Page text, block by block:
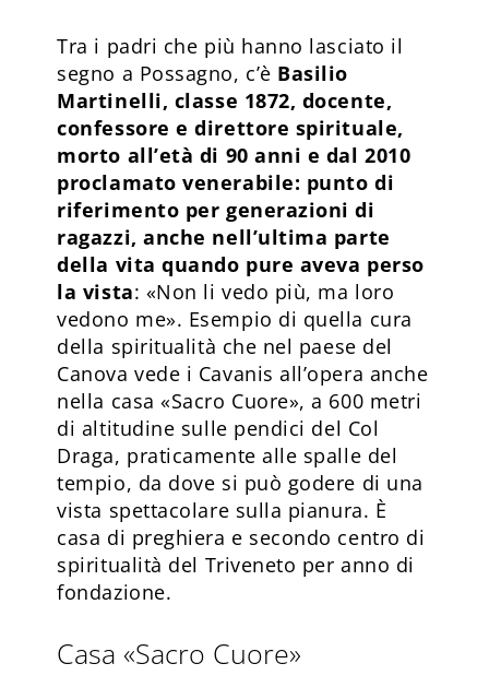
Tra i padri che più hanno lasciato il
segno a Possagno, c’è Basilio
Martinelli, classe 1872, docente,
confessore e direttore spirituale,
morto all’età di 90 anni e dal 2010
proclamato venerabile: punto di
riferimento per generazioni di
ragazzi, anche nell’ultima parte
della vita quando pure aveva perso
la vista: «Non li vedo più, ma loro
vedono me». Esempio di quella cura
della spiritualità che nel paese del
Canova vede i Cavanis all’opera anche
nella casa «Sacro Cuore», a 600 metri
di altitudine sulle pendici del Col
Draga, praticamente alle spalle del
tempio, da dove si può godere di una
vista spettacolare sulla pianura. È
casa di preghiera e secondo centro di
spiritualità del Triveneto per anno di
fondazione.
Casa «Sacro Cuore»